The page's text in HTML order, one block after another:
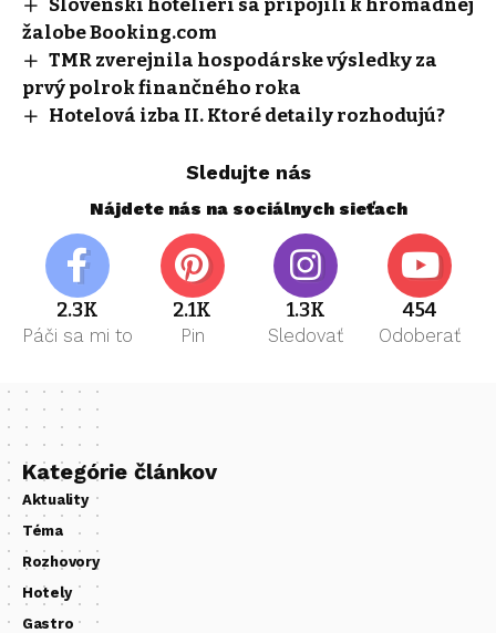
Slovenskí hotelieri sa pripojili k hromadnej
žalobe Booking.com
TMR zverejnila hospodárske výsledky za
prvý polrok finančného roka
Hotelová izba II. Ktoré detaily rozhodujú?
Sledujte nás
Nájdete nás na sociálnych sieťach
2.3K
Páči sa mi to
2.1K
Pin
1.3K
Sledovať
454
Odoberať
Kategórie článkov
Aktuality
Téma
Rozhovory
Hotely
Gastro